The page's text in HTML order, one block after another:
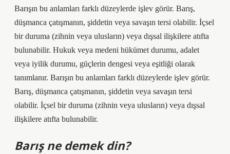
Barışın bu anlamları farklı düzeylerde işlev görür. Barış,
düşmanca çatışmanın, şiddetin veya savaşın tersi olabilir. İçsel
bir duruma (zihnin veya ulusların) veya dışsal ilişkilere atıfta
bulunabilir. Hukuk veya medeni hükümet durumu, adalet
veya iyilik durumu, güçlerin dengesi veya eşitliği olarak
tanımlanır. Barışın bu anlamları farklı düzeylerde işlev görür.
Barış, düşmanca çatışmanın, şiddetin veya savaşın tersi
olabilir. İçsel bir duruma (zihnin veya ulusların) veya dışsal
ilişkilere atıfta bulunabilir.
Barış ne demek din?